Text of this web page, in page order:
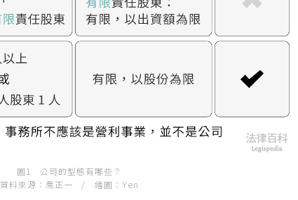
圖1 公司的型態有哪些？
資料來源：喬正一 / 繪圖：Yen